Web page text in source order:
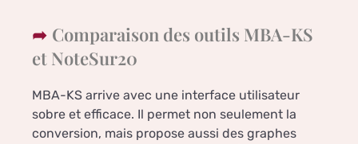
Comparaison des outils MBA-KS
et NoteSur20
MBA-KS arrive avec une interface utilisateur
sobre et efficace. Il permet non seulement la
conversion, mais propose aussi des graphes